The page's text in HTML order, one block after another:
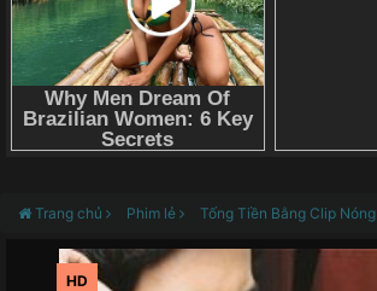
Trang chủ Phim lẻ Tống Tiền Bằng Clip Nóng
HD